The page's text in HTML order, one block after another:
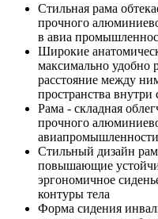
Стильная рама
прочного
в авиа
Широкие
максимально удобно
расстояние между
пространства внутри
Рама - складная
прочного
Стильный дизайн
повышающие
эргономичное
контуры тела
Форма сидения